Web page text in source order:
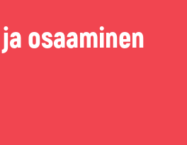
osaaminen